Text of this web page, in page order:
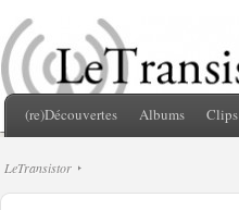
(re)Découvertes Albums Clips
LeTransistor